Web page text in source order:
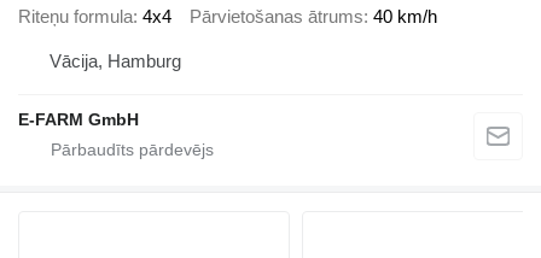
Riteņu formula 4x4 Pārvietošanas ātrums 40 km/h
Vācija, Hamburg
E-FARM GmbH